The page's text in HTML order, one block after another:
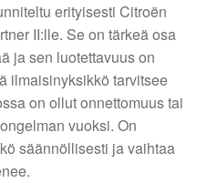
erityisesti Citroën
II:lle. Se on tärkeä osa
ja sen luotettavuus on
ilmaisinyksikkö tarvitsee
on ollut onnettomuus tai
vuoksi. On
säännöllisesti ja vaihtaa